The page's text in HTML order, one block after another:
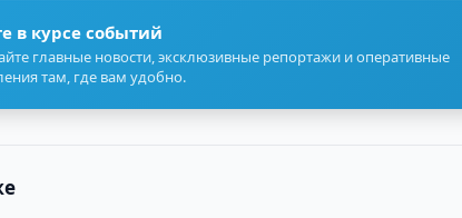
в курсе событий
главные новости, эксклюзивные репортажи и оперативные
там, где вам удобно.